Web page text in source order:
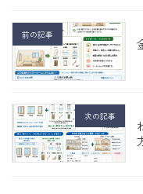
前の記事
次の記事